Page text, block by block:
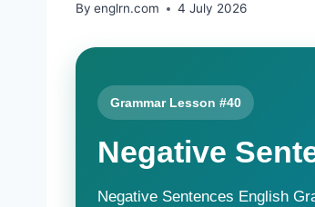
By englrn.com 4 July 2026
Grammar Lesson #40
Negative
Negative Sentences English